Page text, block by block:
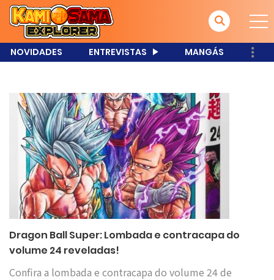
NOVIDADES ENTREVISTAS MANGÁS
Dragon Ball Super: Lombada e contracapa do
volume 24 reveladas!
Confira a lombada e contracapa do volume 24 de